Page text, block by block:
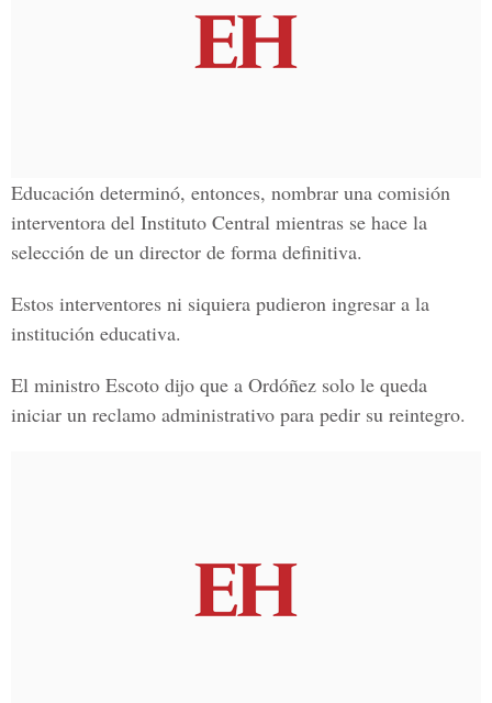
Educación determinó, entonces, nombrar una comisión
interventora del Instituto Central mientras se hace la
selección de un director de forma definitiva.
Estos interventores ni siquiera pudieron ingresar a la
institución educativa.
El ministro Escoto dijo que a Ordóñez solo le queda
iniciar un reclamo administrativo para pedir su reintegro.